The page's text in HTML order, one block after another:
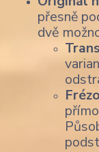
přesně
dvě